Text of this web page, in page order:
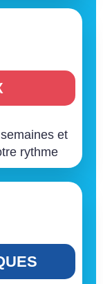
et
rythme